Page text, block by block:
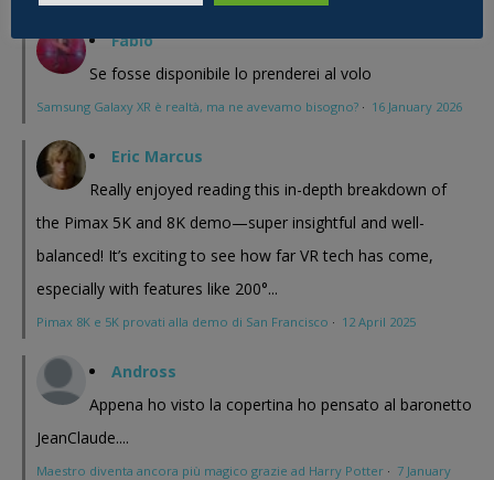
Fabio
Se fosse disponibile lo prenderei al volo
Samsung Galaxy XR è realtà, ma ne avevamo bisogno? · 16 January 2026
Eric Marcus
Really enjoyed reading this in-depth breakdown of
the Pimax 5K and 8K demo—super insightful and well-
balanced! It’s exciting to see how far VR tech has come,
especially with features like 200°...
Pimax 8K e 5K provati alla demo di San Francisco · 12 April 2025
Andross
Appena ho visto la copertina ho pensato al baronetto
JeanClaude....
Maestro diventa ancora più magico grazie ad Harry Potter · 7 January